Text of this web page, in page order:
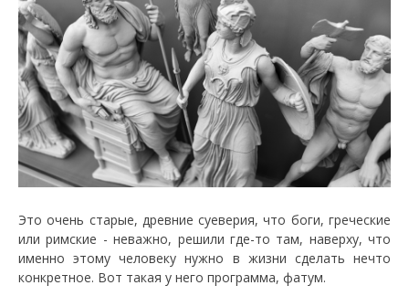
Это очень старые, древние суеверия, что боги, греческие
или римские - неважно, решили где-то там, наверху, что
именно этому человеку нужно в жизни сделать нечто
конкретное. Вот такая у него программа, фатум.